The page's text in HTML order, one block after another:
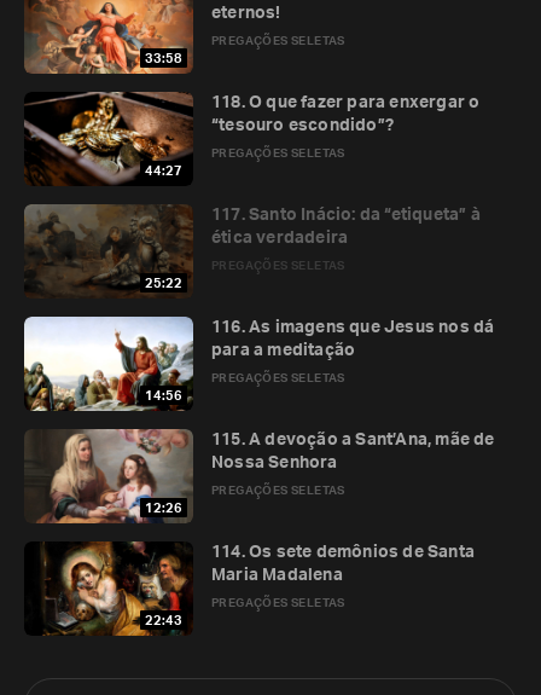
33:58
PREGAÇÕES SELETAS
eternos!
44:27
PREGAÇÕES SELETAS
118. O que fazer para enxergar o
“tesouro escondido”?
25:22
PREGAÇÕES SELETAS
117. Santo Inácio: da “etiqueta” à
ética verdadeira
14:56
PREGAÇÕES SELETAS
116. As imagens que Jesus nos dá
para a meditação
12:26
PREGAÇÕES SELETAS
115. A devoção a Sant’Ana, mãe de
Nossa Senhora
22:43
PREGAÇÕES SELETAS
114. Os sete demônios de Santa
Maria Madalena